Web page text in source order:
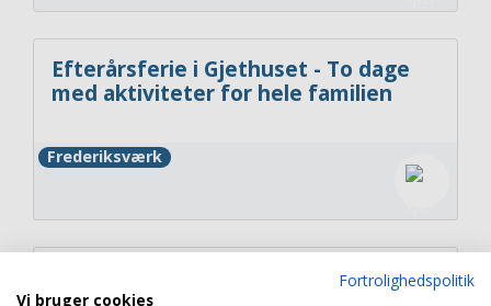
Efterårsferie i Gjethuset - To dage
med aktiviteter for hele familien
Frederiksværk
Nordsjællands Veterantog | Tag med
Fortrolighedspolitik
Vi bruger cookies